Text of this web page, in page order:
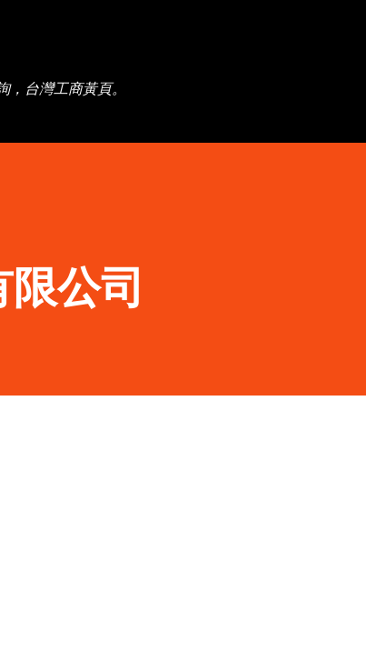
台灣工商黃頁。
公司